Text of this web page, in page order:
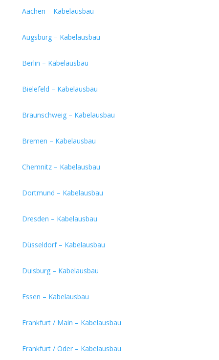
Aachen – Kabelausbau
Augsburg – Kabelausbau
Berlin – Kabelausbau
Bielefeld – Kabelausbau
Braunschweig – Kabelausbau
Bremen – Kabelausbau
Chemnitz – Kabelausbau
Dortmund – Kabelausbau
Dresden – Kabelausbau
Düsseldorf – Kabelausbau
Duisburg – Kabelausbau
Essen – Kabelausbau
Frankfurt / Main – Kabelausbau
Frankfurt / Oder – Kabelausbau